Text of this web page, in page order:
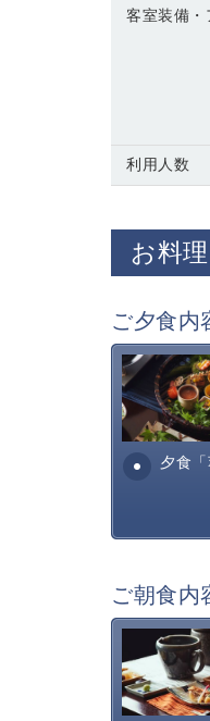
客室装備・
利用人数
お料理
ご夕食内
夕食「
萃sui-諏訪
の美味しく
諏訪らしい
る萃諏訪湖
ご朝食内
田舎を懐か
て身体に優
なっており